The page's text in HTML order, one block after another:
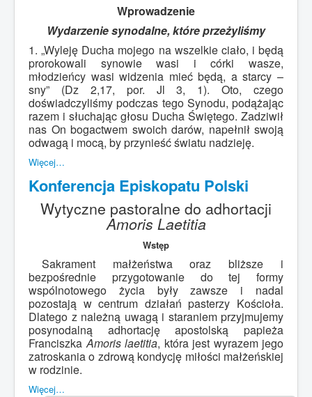
Wprowadzenie
Wydarzenie synodalne, które przeżyliśmy
1. „Wyleję Ducha mojego na wszelkie ciało, i będą
prorokowali synowie wasi i córki wasze,
młodzieńcy wasi widzenia mieć będą, a starcy –
sny” (Dz 2,17, por. Jl 3, 1). Oto, czego
doświadczyliśmy podczas tego Synodu, podążając
razem i słuchając głosu Ducha Świętego. Zadziwił
nas On bogactwem swoich darów, napełnił swoją
odwagą i mocą, by przynieść światu nadzieję.
Więcej…
Konferencja Episkopatu Polski
Wytyczne pastoralne do adhortacji
Amoris Laetitia
Wstęp
Sakrament małżeństwa oraz bliższe i
bezpośrednie przygotowanie do tej formy
wspólnotowego życia były zawsze i nadal
pozostają w centrum działań pasterzy Kościoła.
Dlatego z należną uwagą i staraniem przyjmujemy
posynodalną adhortację apostolską papieża
FranciszkaAmoris laetitia, która jest wyrazem jego
zatroskania o zdrową kondycję miłości małżeńskiej
w rodzinie.
Więcej…